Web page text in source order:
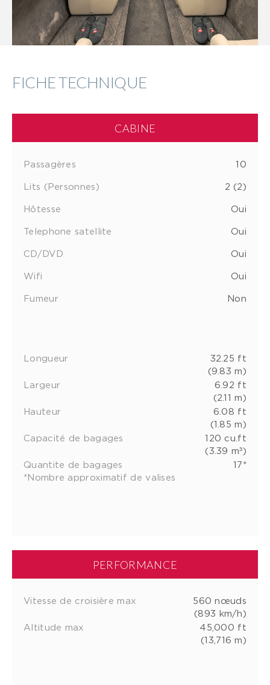
FICHE TECHNIQUE
CABINE
Passagères 10
Lits (Personnes) 2 (2)
Hôtesse Oui
Telephone satellite Oui
CD/DVD Oui
Wifi Oui
Fumeur Non
Longueur
32.25 ft
(9.83 m)
Largeur
6.92 ft
(2.11 m)
Hauteur
6.08 ft
(1.85 m)
Capacité de bagages
120 cu.ft
(3.39 m³)
Quantite de bagages
*Nombre approximatif de valises
17*
PERFORMANCE
Vitesse de croisière max
560 nœuds
(893 km/h)
Altitude max
45,000 ft
(13,716 m)